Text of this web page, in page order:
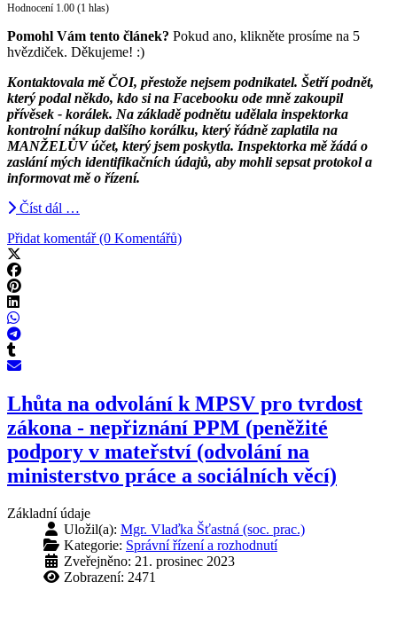
Hodnocení 1.00 (1 hlas)
Pomohl Vám tento článek? Pokud ano, klikněte prosíme na 5
hvězdiček. Děkujeme! :)
Kontaktovala mě ČOI, přestože nejsem podnikatel. Šetří podnět,
který podal někdo, kdo si na Facebooku ode mně zakoupil
přívěsek - korálek. Na základě podnětu udělala inspektorka
kontrolní nákup dalšího korálku, který řádně zaplatila na
MANŽELŮV účet, který jsem poskytla. Inspektorka mě žádá o
zaslání mých identifikačních údajů, aby mohli sepsat protokol a
informovat mě o řízení.
Číst dál …
Přidat komentář (0 Komentářů)
Lhůta na odvolání k MPSV pro tvrdost
zákona - nepřiznání PPM (peněžité
podpory v mateřství (odvolání na
ministerstvo práce a sociálních věcí)
Základní údaje
Uložil(a): Mgr. Vlaďka Šťastná (soc. prac.)
Kategorie: Správní řízení a rozhodnutí
Zveřejněno: 21. prosinec 2023
Zobrazení: 2471